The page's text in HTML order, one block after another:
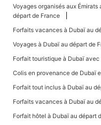
Voyages organisés aux
départ de France
Forfaits vacances à Dubaï au
Voyages à Dubaï au départ de
Forfait touristique à Dubaï
Colis en provenance de Dubaï
Forfait tout inclus à Dubaï au
Forfaits vacances à Dubaï au
Forfait hôtel à Dubaï au départ